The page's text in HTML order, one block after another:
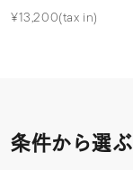
¥13,200(tax in)
条件から選ぶ